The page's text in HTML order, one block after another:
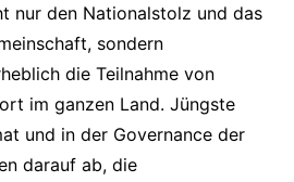
nur den Nationalstolz und das
sondern
die Teilnahme von
im ganzen Land. Jüngste
und in der Governance der
darauf ab, die